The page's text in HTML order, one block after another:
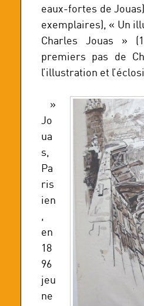
eaux-fortes de
exemplaires), « Un
Charles Jouas »
premiers pas de
l’illustration et
»
Jo
ua
s,
Pa
ris
ien
,
en
18
96
jeu
ne